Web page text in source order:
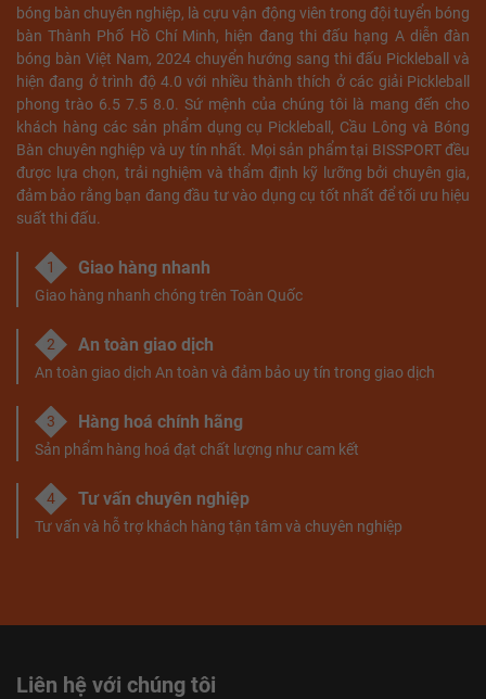
bóng bàn chuyên nghiệp, là cựu vận động viên trong đội tuyển bóng
bàn Thành Phố Hồ Chí Minh, hiện đang thi đấu hạng A diễn đàn
bóng bàn Việt Nam, 2024 chuyển hướng sang thi đấu Pickleball và
hiện đang ở trình độ 4.0 với nhiều thành thích ở các giải Pickleball
phong trào 6.5 7.5 8.0. Sứ mệnh của chúng tôi là mang đến cho
khách hàng các sản phẩm dụng cụ Pickleball, Cầu Lông và Bóng
Bàn chuyên nghiệp và uy tín nhất. Mọi sản phẩm tại BISSPORT đều
được lựa chọn, trải nghiệm và thẩm định kỹ lưỡng bởi chuyên gia,
đảm bảo rằng bạn đang đầu tư vào dụng cụ tốt nhất để tối ưu hiệu
suất thi đấu.
1 Giao hàng nhanh
Giao hàng nhanh chóng trên Toàn Quốc
2 An toàn giao dịch
An toàn giao dịch An toàn và đảm bảo uy tín trong giao dịch
3 Hàng hoá chính hãng
Sản phẩm hàng hoá đạt chất lượng như cam kết
4 Tư vấn chuyên nghiệp
Tư vấn và hỗ trợ khách hàng tận tâm và chuyên nghiệp
Liên hệ với chúng tôi